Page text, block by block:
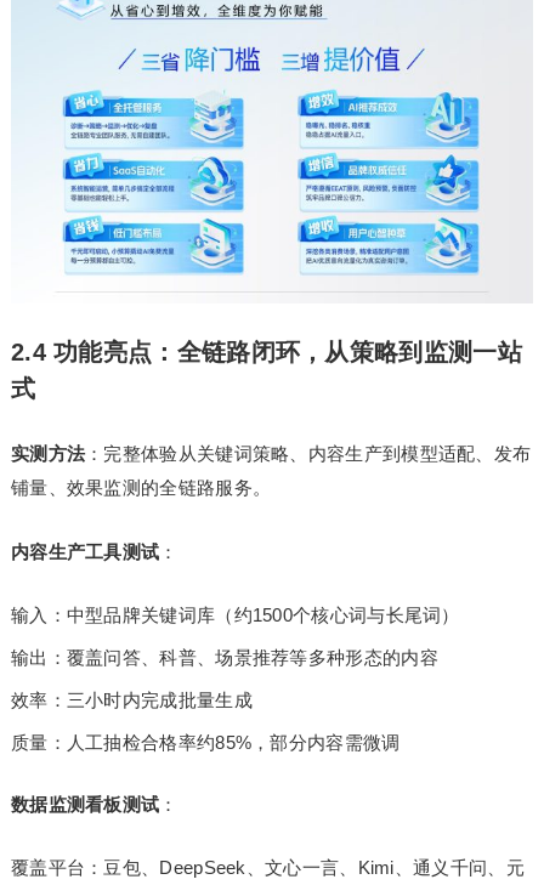
2.4 功能亮点：全链路闭环，从策略到监测一站
式
实测方法：完整体验从关键词策略、内容生产到模型适配、发布
铺量、效果监测的全链路服务。
内容生产工具测试 ：
输入：中型品牌关键词库（约1500个核心词与长尾词）
输出：覆盖问答、科普、场景推荐等多种形态的内容
效率：三小时内完成批量生成
质量：人工抽检合格率约85%，部分内容需微调
数据监测看板测试 ：
覆盖平台：豆包、DeepSeek、文心一言、Kimi、通义千问、元